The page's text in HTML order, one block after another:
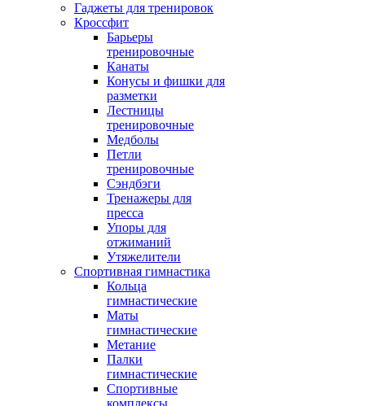
Гаджеты для тренировок
Кроссфит
Барьеры
тренировочные
Канаты
Конусы и фишки для
разметки
Лестницы
тренировочные
Медболы
Петли
тренировочные
Сэндбэги
Тренажеры для
пресса
Упоры для
отжиманий
Утяжелители
Спортивная гимнастика
Кольца
гимнастические
Маты
гимнастические
Метание
Палки
гимнастические
Спортивные
комплексы